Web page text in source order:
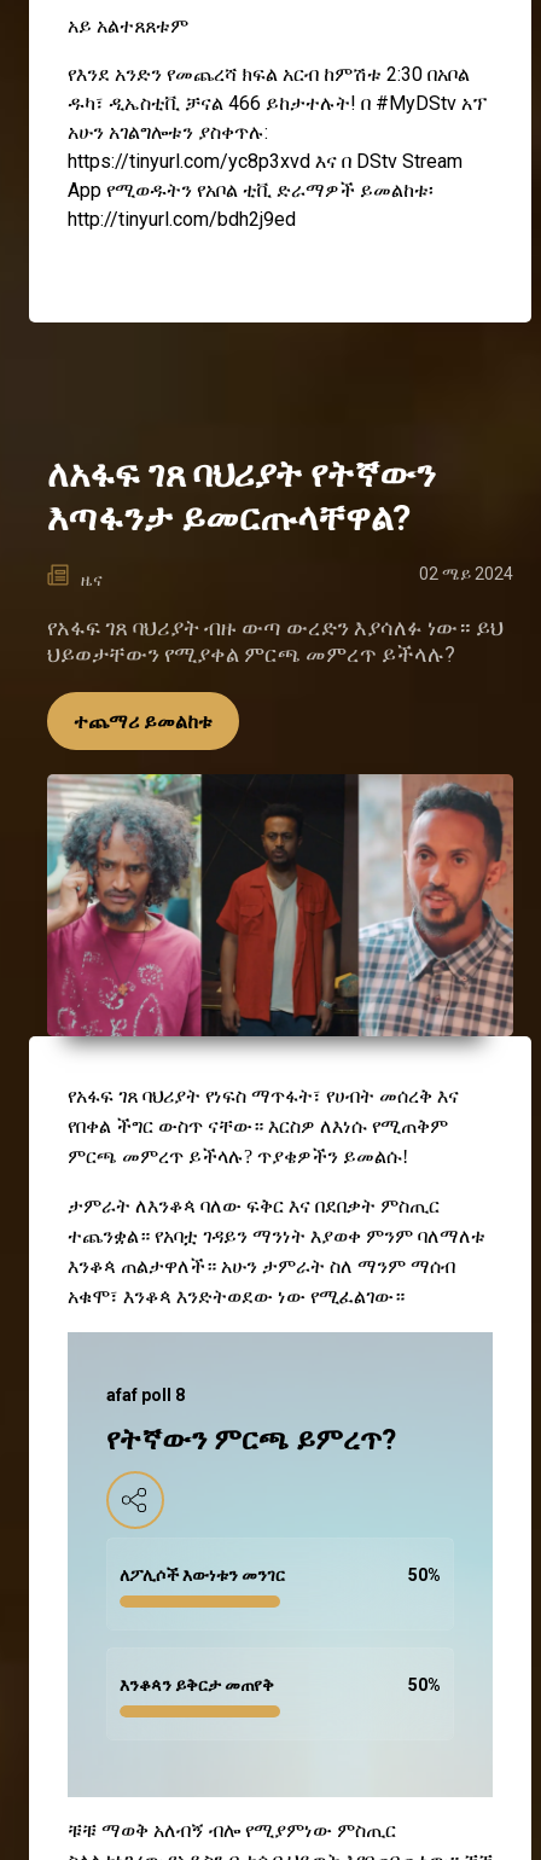
አይ አልተጸጸቱም
የእንደ አንድን የመጨረሻ ክፍል አርብ ከምሽቱ 2:30 በአቦል
ዱካ፣ ዲኤስቲቪ ቻናል 466 ይከታተሉት! በ #MyDStv አፕ
አሁን አገልግሎቱን ያስቀጥሉ:
https://tinyurl.com/yc8p3xvd እና በ DStv Stream
App የሚወዱትን የአቦል ቲቪ ድራማዎች ይመልከቱ፡
http://tinyurl.com/bdh2j9ed
ለአፋፍ ገጸ ባህሪያት የትኛውን
እጣፋንታ ይመርጡላቸዋል?
ዜና 02 ሜይ 2024
የአፋፍ ገጸ ባህሪያት ብዙ ውጣ ውረድን እያሳለፉ ነው። ይህ
ህይወታቸውን የሚያቀል ምርጫ መምረጥ ይችላሉ?
ተጨማሪ ይመልከቱ
የአፋፍ ገጸ ባህሪያት የነፍስ ማጥፋት፣ የሀብት መሰረቅ እና
የበቀል ችግር ውስጥ ናቸው። እርስዎ ለእነሱ የሚጠቅም
ምርጫ መምረጥ ይችላሉ? ጥያቄዎችን ይመልሱ!
ታምራት ለእንቆጳ ባለው ፍቅር እና በደበቃት ምስጢር
ተጨንቋል። የአባቷ ገዳይን ማንነት እያወቀ ምንም ባለማለቱ
እንቆጳ ጠልታዋለች። አሁን ታምራት ስለ ማንም ማሰብ
አቁሞ፣ እንቆጳ እንድትወደው ነው የሚፈልገው።
afaf poll 8
የትኛውን ምርጫ ይምረጥ?
ለፖሊሶች እውነቱን መንገር 50%
እንቆጳን ይቅርታ መጠየቅ 50%
ቹቹ ማወቅ አለብኝ ብሎ የሚያምነው ምስጢር